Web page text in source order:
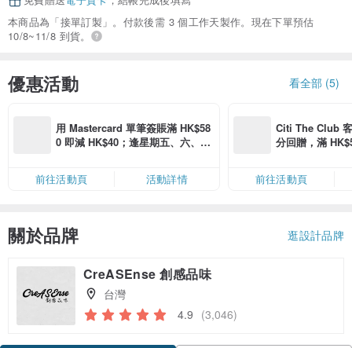
本商品為「接單訂製」。付款後需 3 個工作天製作。現在下單預估
10/8~11/8 到貨。
優惠活動 看全部 (5)
用 Mastercard 單筆簽賬滿 HK$58
0 即減 HK$40；逢星期五、六、日
卡」結帳）
前往活動頁 活動詳情
Citi The Club
分回贈，滿
前往活動頁
關於品牌 逛設計品牌
CreASEnse 創感品味
台灣
4.9 (3,046)